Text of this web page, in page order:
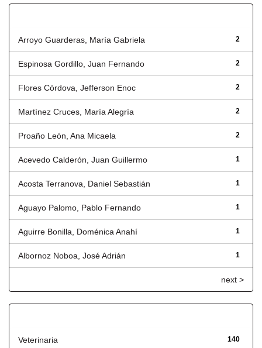
2
Arroyo Guarderas, María Gabriela
2
Espinosa Gordillo, Juan Fernando
2
Flores Córdova, Jefferson Enoc
2
Martínez Cruces, María Alegría
2
Proaño León, Ana Micaela
1
Acevedo Calderón, Juan Guillermo
1
Acosta Terranova, Daniel Sebastián
1
Aguayo Palomo, Pablo Fernando
1
Aguirre Bonilla, Doménica Anahí
1
Albornoz Noboa, José Adrián
next >
140
Veterinaria